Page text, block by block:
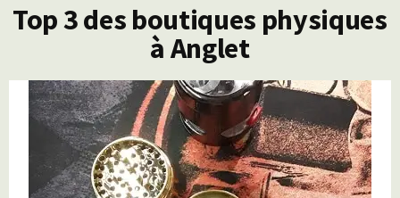
Top 3 des boutiques physiques
à Anglet